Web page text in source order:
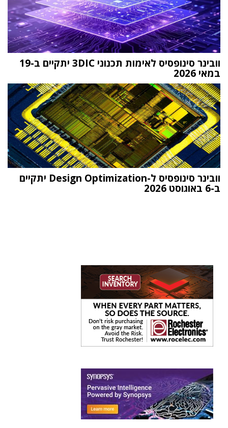
וובינר סינופסיס לאימות תכנוני 3DIC יתקיים ב-19
במאי 2026
וובינר סינופסיס ל-Design Optimization יתקיים
ב-6 באוגוסט 2026